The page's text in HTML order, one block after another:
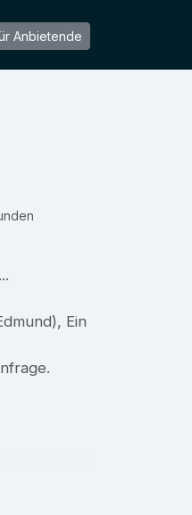
Anbietende
Ein